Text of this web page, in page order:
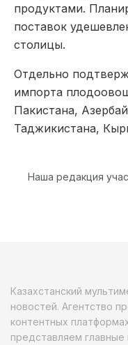
продуктами.
поставок
столицы.
Отдельно
импорта
Пакистана,
Таджикистана,
Наша редакция
Казахстанский
новостей. Агентство
контентных
представляем